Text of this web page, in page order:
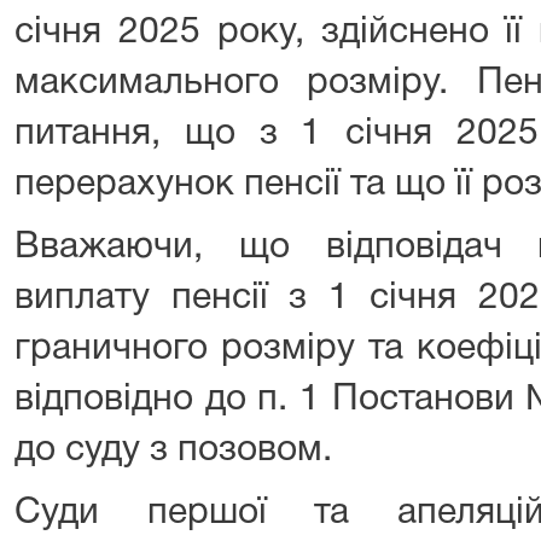
січня 2025 року, здійснено
максимального розміру.
питання, що з 1 січня
перерахунок пенсії та що її
Вважаючи, що відповідач
виплату пенсії з 1 січня
граничного розміру та
відповідно до п. 1
до суду з позовом.
Суди першої та